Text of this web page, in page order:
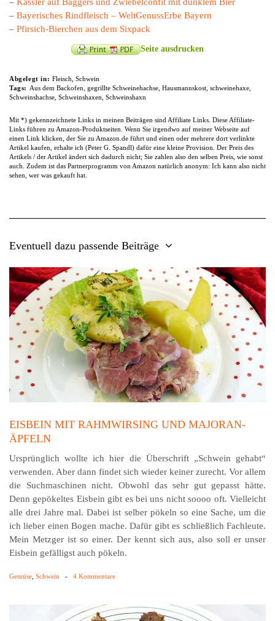
– Bayerisches Rindfleisch – WeltGenussErbe Bayern
– Pfirsich-Bierchen aus dem Sixpack
Seite ausdrucken
Abgelegt in: Fleisch Schwein
Tags: Aus dem Backofen gegrillte Schweinehachse, Hausmannskost, schweinehaxe,
Schweinshachse Schweinshaxen Schweinshaxn
Mit *) gekennzeichnete Links in meinen Beiträgen sind Affiliate Links. Diese Affiliate-
Links führen zu Amazon-Produktseiten. Wenn Sie irgendwo auf meiner Webseite auf
einen Link klicken, der Sie zu Amazon.de führt und einen oder mehrere dort verlinkte
Artikel kaufen, erhalte ich (Peter G. Spandl) dafür eine kleine Provision. Der Preis des
Artikels / der Artikel ändert sich dadurch nicht; Sie zahlen also den selben Preis, wie sonst
auch. Zudem ist das Partnerprogramm von Amazon natürlich anonym: Ich kann also nicht
sehen, wer was gekauft hat.
Eventuell dazu passende Beiträge
EISBEIN MIT RAHMWIRSING UND MAJORAN-
ÄPFELN
Ursprünglich wollte ich hier die Überschrift „Schwein gehabt“
verwenden. Aber dann findet sich wieder keiner zurecht. Vor allem
die Suchmaschinen nicht. Obwohl das sehr gut gepasst hätte.
Denn gepökeltes Eisbein gibt es bei uns nicht soooo oft. Vielleicht
alle drei Jahre mal. Dabei ist selber pökeln so eine Sache, um die
ich lieber einen Bogen mache. Dafür gibt es schließlich Fachleute.
Mein Metzger ist so einer. Der kennt sich aus, also soll er unser
Eisbein gefälligst auch pökeln.
Gemüse Schwein - 4 Kommentare